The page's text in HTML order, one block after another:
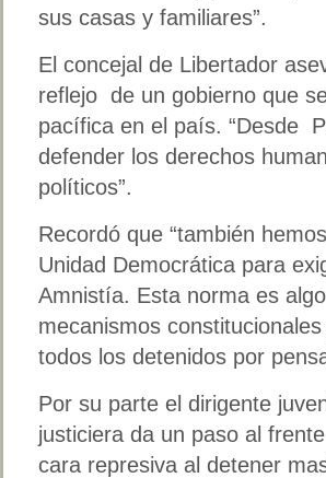
sus casas y familiares”.
El concejal de Libertador
reflejo de un gobierno que
pacífica en el país. “Desde
defender los derechos
políticos”.
Recordó que “también
Unidad Democrática para
Amnistía. Esta norma es
mecanismos
todos los detenidos por
Por su parte el dirigente
justiciera da un paso al
cara represiva al detener